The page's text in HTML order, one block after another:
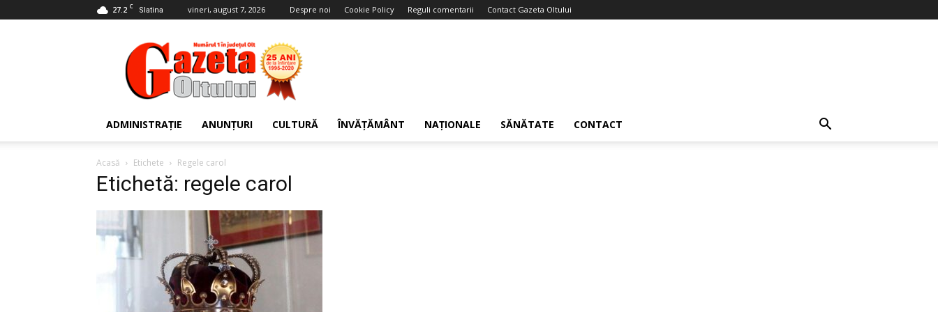
27.2 C Slatina vineri, august 7, 2026 Despre noi Cookie Policy Reguli comentarii Contact Gazeta Oltului
Gazeta
Oltului
ADMINISTRAȚIE ANUNȚURI CULTURĂ ÎNVĂȚĂMÂNT NAȚIONALE SĂNĂTATE CONTACT
Acasă Etichete Regele carol
Etichetă: regele carol